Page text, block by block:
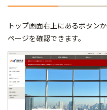
トップ画面右上にあるボタン
ページを確認できます。